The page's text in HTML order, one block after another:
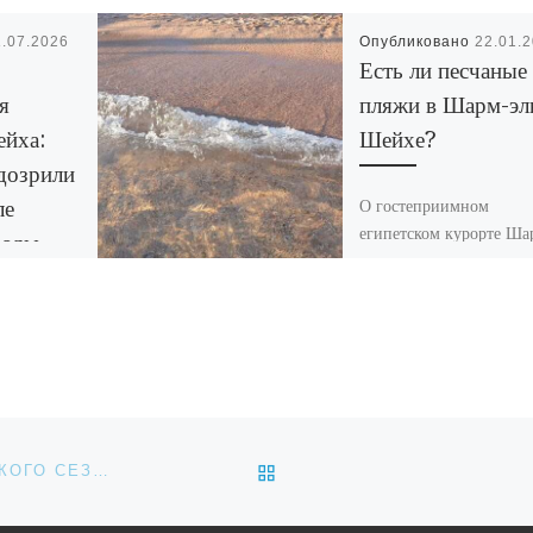
с
Опубликовано
Есть ли песчаные
пляжи в Шарм-
Шейхе?
О гостеприимном
египетском курорте
ПРОГРАММА ЛЕТНЕГО МУЗЫКАЛЬНО-ТУРИСТИЧЕСКОГО СЕЗОНА В МИНСКЕ